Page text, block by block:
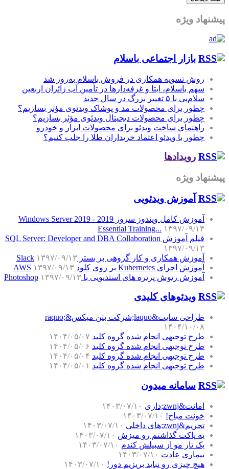
پیشنهاد ویژه
بازار اجتماعی باسلام
روش تسویه همکاری در فروش باسلام به‌روز شد
سهم باسلام، ایتا و غرفه‌دارها در تأمین آب زائران اربعین
سلام‌پی با ۵ تغییر بزرگ در سال جدید
چطور برای محصولات مد و پوشاک ویدئوی مؤثر بسازیم؟
چطور برای محصولات دیجیتال ویدئوی مؤثر بسازیم؟
راهنمای ساخت ویدئو برای محصولات ابزار و خودرو
چطور با ویدئو اعتماد خریداران طلا را جلب کنیم؟
رویدادها
پیشنهاد ویژه
آموزش‌ ویدئویی
آموزش کامل ویندوز سرور 2019 - Windows Server 2019
Essential Training... ۱۳۹۷/۰۹/۱۳
فیلم آموزش SQL Server: Developer and DBA Collaboration
۱۳۹۷/۰۹/۱۳
آموزش همکاری و کار گروهی بر بستر Slack ۱۳۹۷/۰۹/۱۳
آموزش اجرای Kubernetes بر روی کلود AWS
۱۳۹۷/۰۹/۱۳
آموزش رتوش پرتره های استدیویی با Photoshop ۱۳۹۷/۰۹/۱۳
ویدئوهای کلیدی
طراحی سایت&laquo;شرکت بتن میکس&raquo;
۱۴۰۴/۱۰/۰۸
طرح توجیهی انجام شده گروه کلید ۱۴۰۴/۰۵/۰۷
طرح توجیهی انجام شده گروه کلید ۱۴۰۴/۰۵/۰۶
طرح توجیهی انجام شده گروه کلید ۱۴۰۴/۰۵/۰۴
طرح توجیهی انجام شده گروه کلید ۱۴۰۴/۰۵/۰۱
سامانه میدون
امانت&zwnj;داری
۱۴۰۳/۰۷/۱۰
خونت مباح! ۱۴۰۳/۰۷/۱۰
تحریم&zwnj;های داخلی
۱۴۰۳/۰۷/۱۰
یه پاکت گذاشتم رو میزش ۱۴۰۳/۰۷/۱۰
یک تار مو از سبیلش کندم ۱۴۰۳/۰۷/۱۰
بیماری عادت ۱۴۰۳/۰۷/۱۰
هیچ چیزی رو نباید بریزیم دور! ۱۴۰۳/۰۷/۱۰